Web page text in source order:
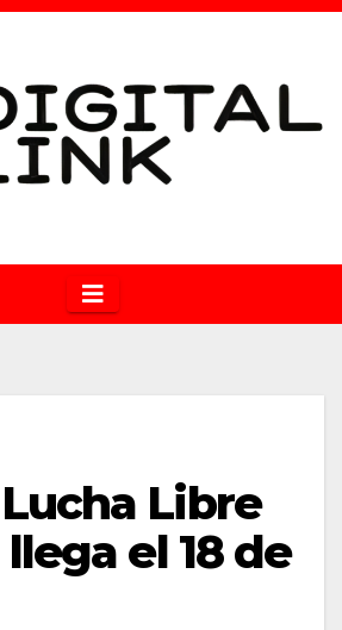
Libre
el 18 de